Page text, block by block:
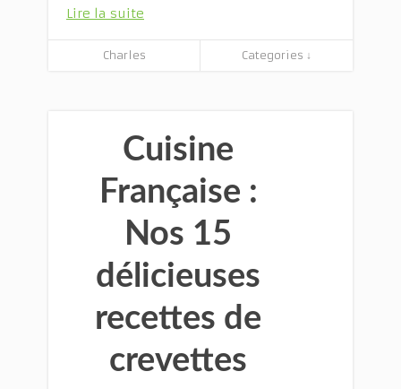
Lire la suite
Charles Categories ↓
Cuisine
Française :
Nos 15
délicieuses
recettes de
crevettes